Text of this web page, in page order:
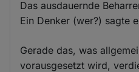
Das ausdauernde
Ein Denker (wer?) sagte
Gerade das, was
vorausgesetzt wird,